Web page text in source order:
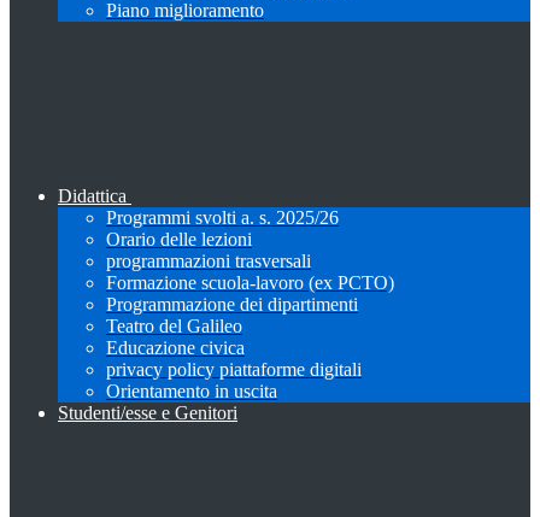
Piano miglioramento
Didattica
Programmi svolti a. s. 2025/26
Orario delle lezioni
programmazioni trasversali
Formazione scuola-lavoro (ex PCTO)
Programmazione dei dipartimenti
Teatro del Galileo
Educazione civica
privacy policy piattaforme digitali
Orientamento in uscita
Studenti/esse e Genitori